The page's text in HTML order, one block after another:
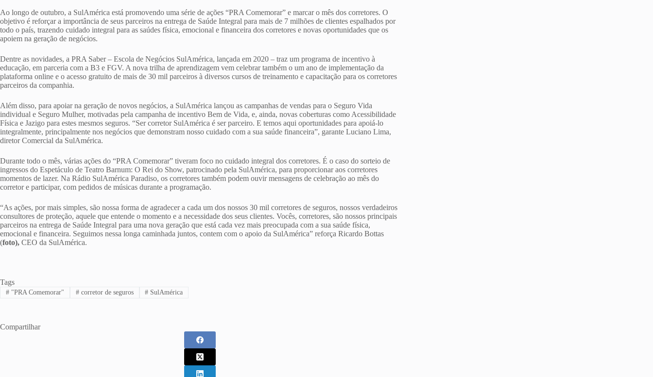
Ao longo de outubro, a SulAmérica está promovendo uma série de ações “PRA Comemorar” e marcar o mês dos corretores. O
objetivo é reforçar a importância de seus parceiros na entrega de Saúde Integral para mais de 7 milhões de clientes espalhados por
todo o país, trazendo cuidado integral para as saúdes física, emocional e financeira dos corretores e novas oportunidades que os
apoiem na geração de negócios.
Dentre as novidades, a PRA Saber – Escola de Negócios SulAmérica, lançada em 2020 – traz um programa de incentivo à
educação, em parceria com a B3 e FGV. A nova trilha de aprendizagem vem celebrar também o um ano de implementação da
plataforma online e o acesso gratuito de mais de 30 mil parceiros à diversos cursos de treinamento e capacitação para os corretores
parceiros da companhia.
Além disso, para apoiar na geração de novos negócios, a SulAmérica lançou as campanhas de vendas para o Seguro Vida
individual e Seguro Mulher, motivadas pela campanha de incentivo Bem de Vida, e, ainda, novas coberturas como Acessibilidade
Física e Jazigo para estes mesmos seguros. “Ser corretor SulAmérica é ser parceiro. E temos aqui oportunidades para apoiá-lo
integralmente, principalmente nos negócios que demonstram nosso cuidado com a sua saúde financeira”, garante Luciano Lima,
diretor Comercial da SulAmérica.
Durante todo o mês, várias ações do “PRA Comemorar” tiveram foco no cuidado integral dos corretores. É o caso do sorteio de
ingressos do Espetáculo de Teatro Barnum: O Rei do Show, patrocinado pela SulAmérica, para proporcionar aos corretores
momentos de lazer. Na Rádio SulAmérica Paradiso, os corretores também podem ouvir mensagens de celebração ao mês do
corretor e participar, com pedidos de músicas durante a programação.
“As ações, por mais simples, são nossa forma de agradecer a cada um dos nossos 30 mil corretores de seguros, nossos verdadeiros
consultores de proteção, aquele que entende o momento e a necessidade dos seus clientes. Vocês, corretores, são nossos principais
parceiros na entrega de Saúde Integral para uma nova geração que está cada vez mais preocupada com a sua saúde física,
emocional e financeira. Seguimos nessa longa caminhada juntos, contem com o apoio da SulAmérica” reforça Ricardo Bottas
(foto), CEO da SulAmérica.
Tags
#"PRA Comemorar" #corretor de seguros # SulAmérica
Compartilhar